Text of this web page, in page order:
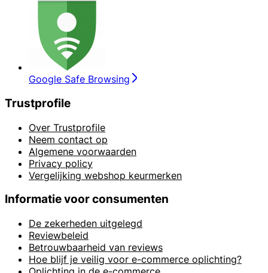
Google Safe Browsing
Trustprofile
Over Trustprofile
Neem contact op
Algemene voorwaarden
Privacy policy
Vergelijking webshop keurmerken
Informatie voor consumenten
De zekerheden uitgelegd
Reviewbeleid
Betrouwbaarheid van reviews
Hoe blijf je veilig voor e-commerce oplichting?